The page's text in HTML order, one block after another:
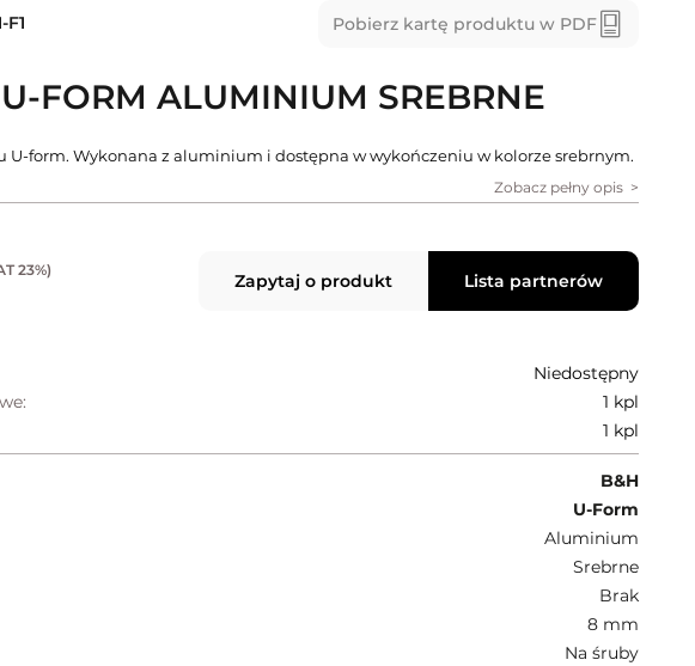
F1 Pobierz kartę produktu w PDF
FORM ALUMINIUM SREBRNE
U-form. Wykonana z aluminium i dostępna w wykończeniu w kolorze srebrnym.
Zobacz pełny opis
23%)
Zapytaj o produkt Lista partnerów
Niedostępny
1 kpl
1 kpl
B&H
U-Form
Aluminium
Srebrne
Brak
8 mm
Na śruby